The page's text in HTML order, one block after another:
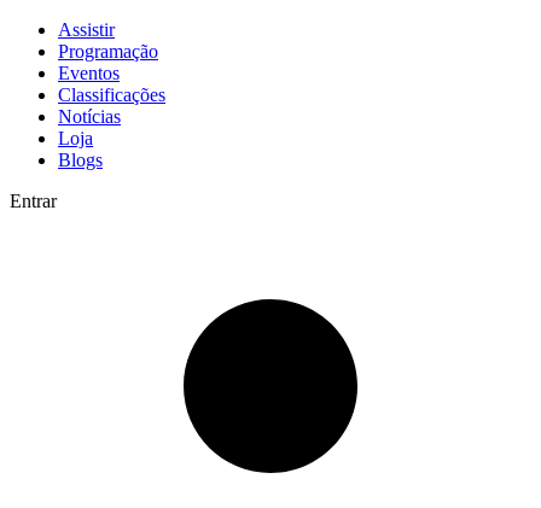
Assistir
Programação
Eventos
Classificações
Notícias
Loja
Blogs
Entrar